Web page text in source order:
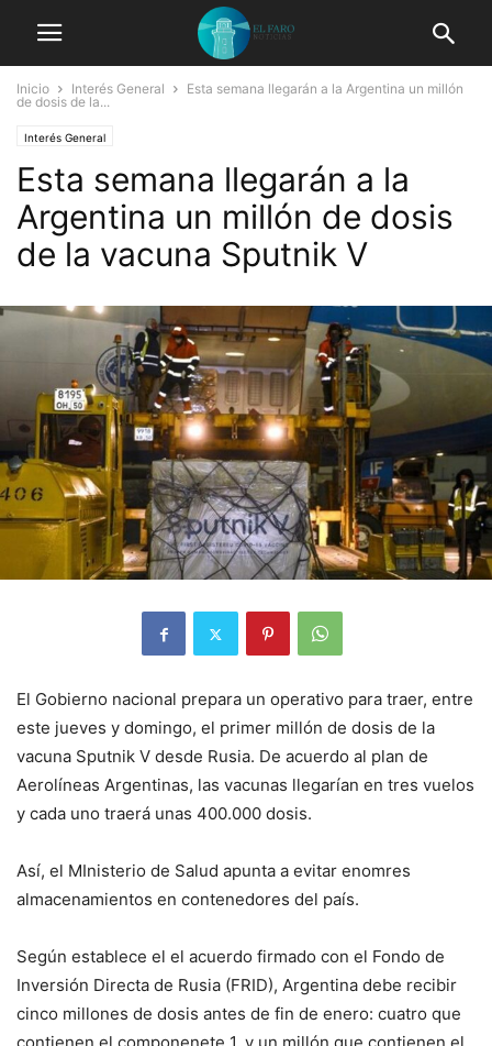
Inicio Interés General
Esta semana llegarán a la Argentina un millón
de dosis de la...
Interés General
Esta semana llegarán a la
Argentina un millón de dosis
de la vacuna Sputnik V
El Gobierno nacional prepara un operativo para traer, entre
este jueves y domingo, el primer millón de dosis de la
vacuna Sputnik V desde Rusia. De acuerdo al plan de
Aerolíneas Argentinas, las vacunas llegarían en tres vuelos
y cada uno traerá unas 400.000 dosis.
Así, el MInisterio de Salud apunta a evitar enomres
almacenamientos en contenedores del país.
Según establece el el acuerdo firmado con el Fondo de
Inversión Directa de Rusia (FRID), Argentina debe recibir
cinco millones de dosis antes de fin de enero: cuatro que